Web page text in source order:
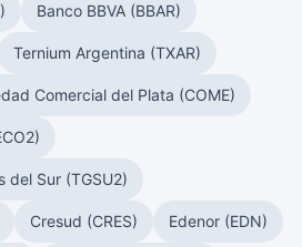
Banco BBVA (BBAR)
Ternium Argentina (TXAR)
Comercial del Plata (COME)
del Sur (TGSU2)
Cresud (CRES) Edenor (EDN)